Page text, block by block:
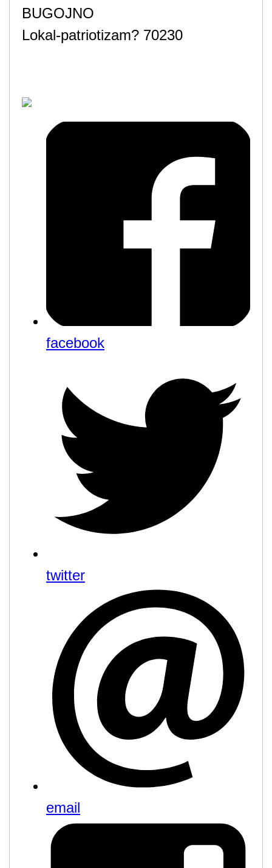
BUGOJNO
Lokal-patriotizam? 70230
facebook
twitter
email